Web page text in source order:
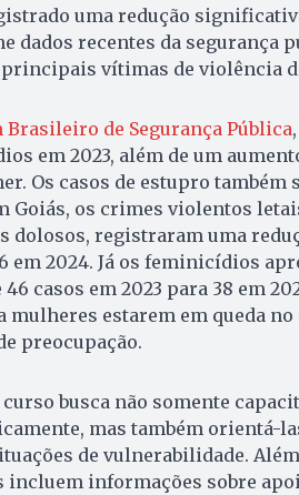
uma redução
dados recentes da segurança
vítimas de violência
Brasileiro de Segurança Pública
em 2023, além de um
Os casos de estupro também
Goiás, os crimes violentos
registraram uma
em 2024. Já os feminicídios
46 casos em 2023 para 38 em
estarem em queda no
preocupação.
busca não somente
mas também orientá-
de vulnerabilidade.
incluem informações sobre